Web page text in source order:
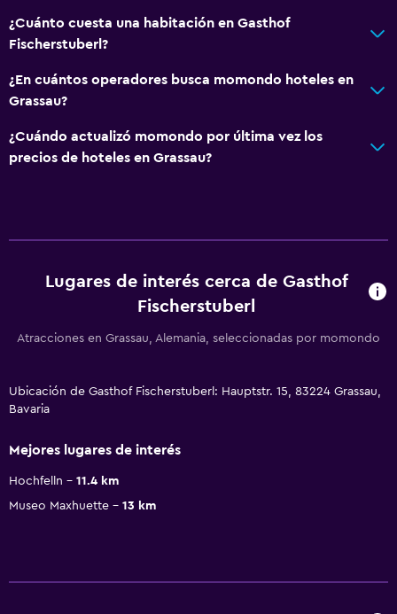
¿Cuánto cuesta una habitación en Gasthof
Fischerstuberl?
¿En cuántos operadores busca momondo hoteles en
Grassau?
¿Cuándo actualizó momondo por última vez los
precios de hoteles en Grassau?
Lugares de interés cerca de Gasthof
Fischerstuberl
Atracciones en Grassau, Alemania, seleccionadas por momondo
Ubicación de Gasthof Fischerstuberl: Hauptstr. 15, 83224 Grassau,
Bavaria
Mejores lugares de interés
Hochfelln
11.4 km
Museo Maxhuette
13 km